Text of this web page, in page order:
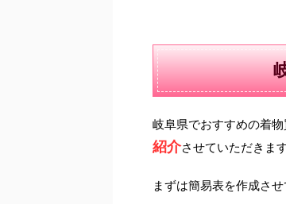
岐阜県でおすすめの着
紹介させていただきます
まずは簡易表を作成さ